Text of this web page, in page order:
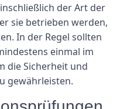
der Art der
sie betrieben werden,
In der Regel sollten
einmal im
die Sicherheit und
gewährleisten.